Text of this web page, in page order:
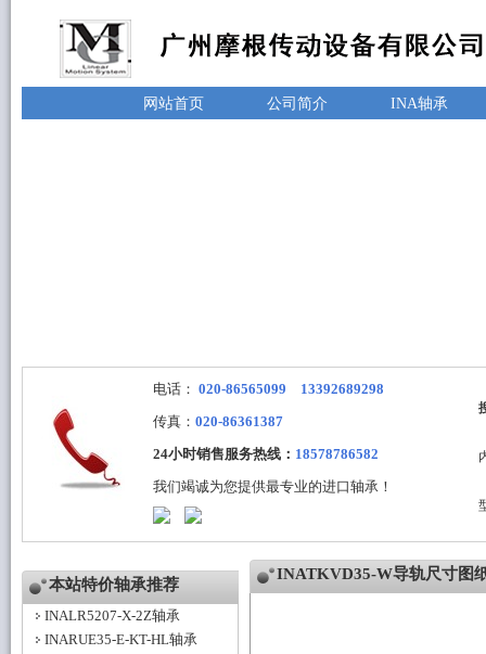
网站首页 公司简介 INA轴承
电话： 020-86565099 13392689298
传真： 020-86361387
24小时销售服务热线： 18578786582
我们竭诚为您提供最专业的进口轴承！
本站特价轴承推荐
INALR5207-X-2Z轴承
INARUE35-E-KT-HL轴承
INATKVD35-W导轨尺寸图